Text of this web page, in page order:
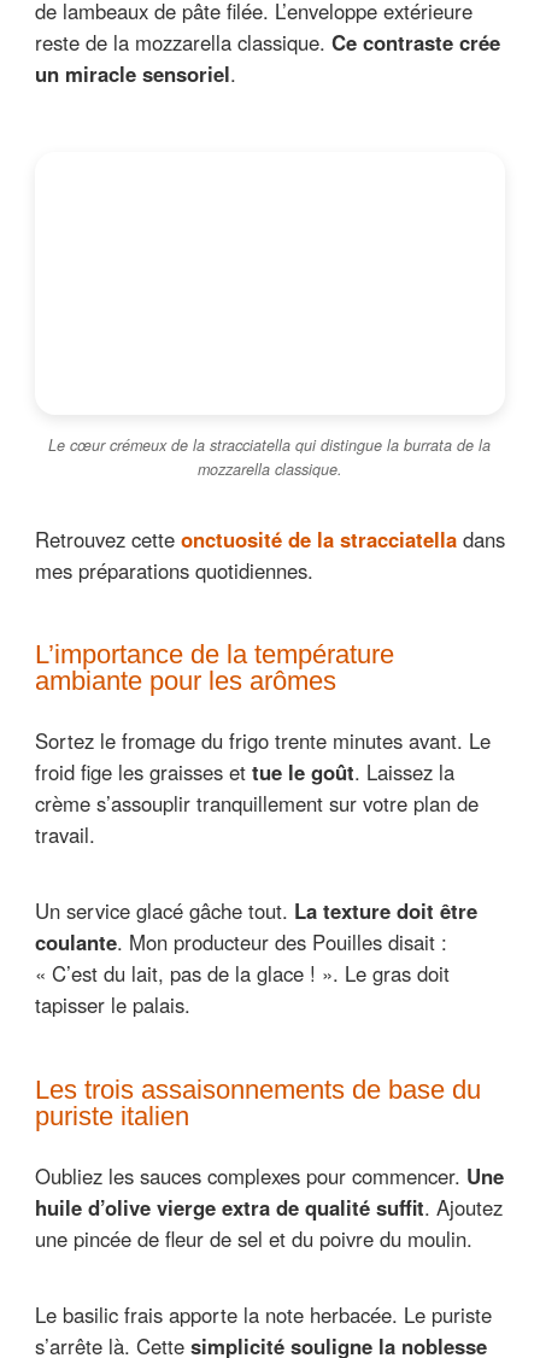
de lambeaux de pâte filée. L’enveloppe extérieure
reste de la mozzarella classique. Ce contraste crée
un miracle sensoriel.
Le cœur crémeux de la stracciatella qui distingue la burrata de la
mozzarella classique.
Retrouvez cette onctuosité de la stracciatelladans
mes préparations quotidiennes.
L’importance de la température
ambiante pour les arômes
Sortez le fromage du frigo trente minutes avant. Le
froid fige les graisses et tue le goût. Laissez la
crème s’assouplir tranquillement sur votre plan de
travail.
Un service glacé gâche tout. La texture doit être
coulante. Mon producteur des Pouilles disait :
« C’est du lait, pas de la glace ! ». Le gras doit
tapisser le palais.
Les trois assaisonnements de base du
puriste italien
Oubliez les sauces complexes pour commencer. Une
huile d’olive vierge extra de qualité suffit. Ajoutez
une pincée de fleur de sel et du poivre du moulin.
Le basilic frais apporte la note herbacée. Le puriste
s’arrête là. Cette simplicité souligne la noblesse